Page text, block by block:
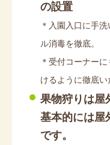
の設置
＊入園入口に手
ル消毒を徹底。
＊受付コーナー
けるように徹底い
果物狩りは屋
基本的には屋
です。